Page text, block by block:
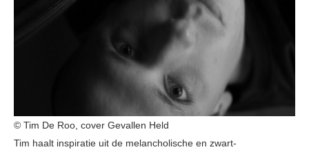
© Tim De Roo, cover Gevallen Held
Tim haalt inspiratie uit de melancholische en zwart-